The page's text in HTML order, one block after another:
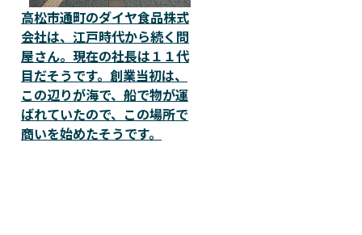
高松市通町のダイヤ食品株式
会社は、江戸時代から続く問
屋さん。現在の社長は１１代
目だそうです。創業当初は、
この辺りが海で、船で物が運
ばれていたので、この場所で
商いを始めたそうです。